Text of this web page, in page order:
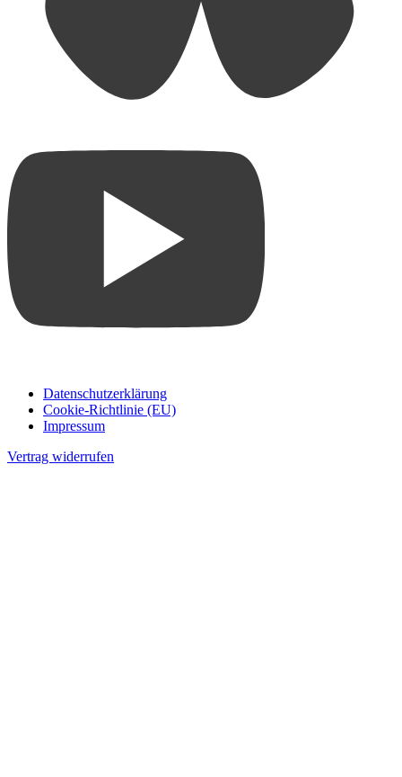
Datenschutzerklärung
Cookie-Richtlinie (EU)
Impressum
Vertrag widerrufen